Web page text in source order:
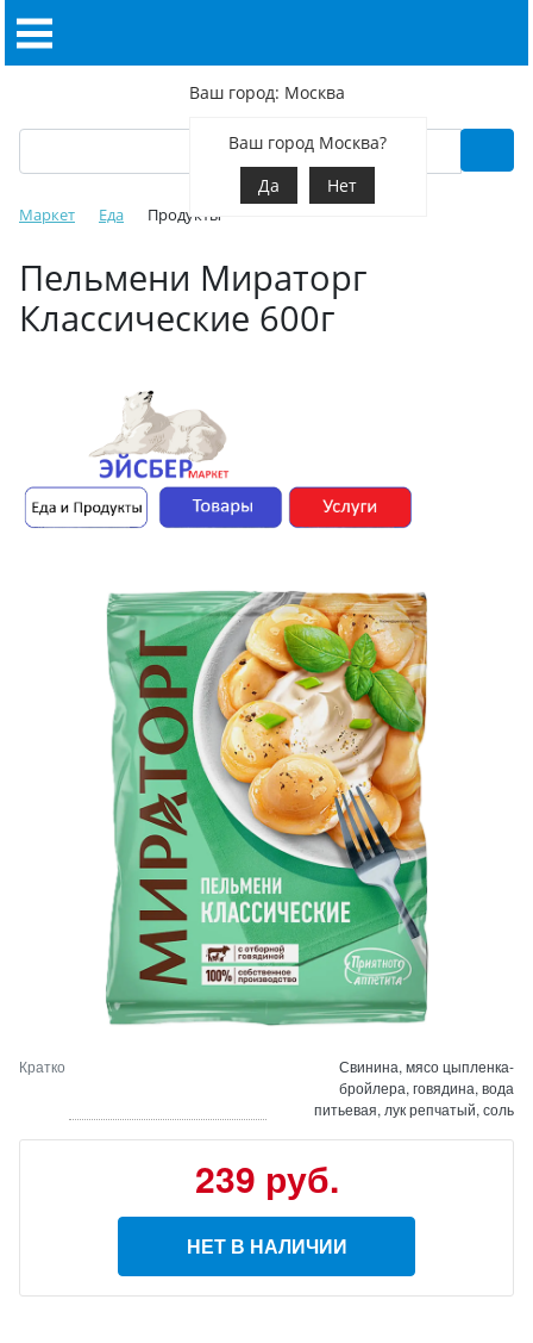
Ваш город: Москва
Ваш город Москва?
Да
Нет
Маркет Еда Продукты
Пельмени Мираторг
Классические 600г
Кратко
Свинина, мясо цыпленка-
бройлера, говядина, вода
питьевая, лук репчатый, соль
239 руб.
НЕТ В НАЛИЧИИ